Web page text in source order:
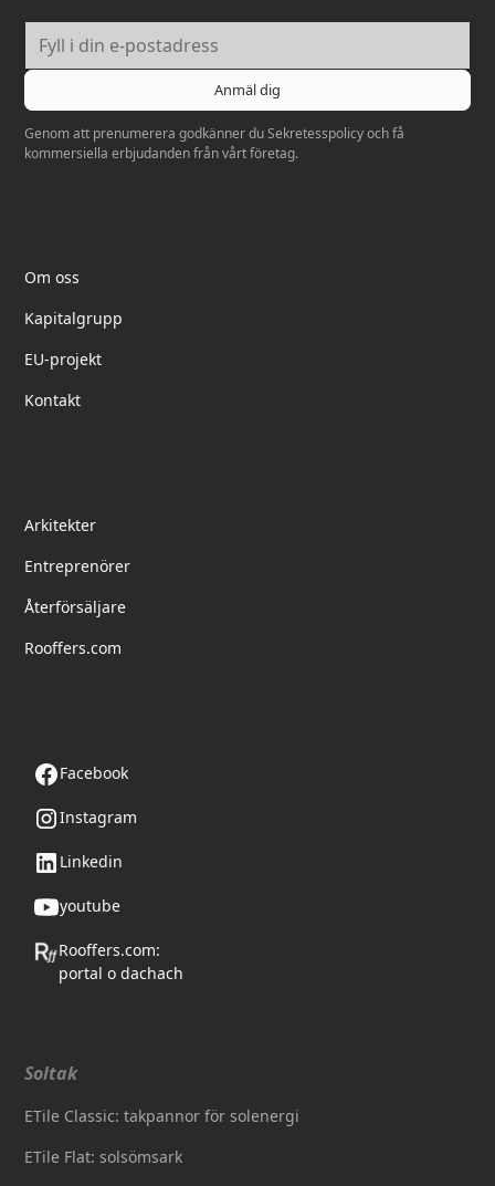
Genom att prenumerera godkänner duSekretesspolicyoch få
kommersiella erbjudanden från vårt företag.
Om oss
Kapitalgrupp
EU-projekt
Kontakt
Arkitekter
Entreprenörer
Återförsäljare
Rooffers.com
Facebook
Instagram
Linkedin
youtube
Rooffers.com:
portal o dachach
Soltak
ETile Classic: takpannor för solenergi
ETile Flat: solsömsark